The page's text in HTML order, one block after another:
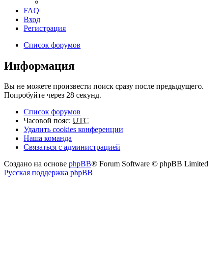
FAQ
Вход
Регистрация
Список форумов
Информация
Вы не можете произвести поиск сразу после предыдущего.
Попробуйте через 28 секунд.
Список форумов
Часовой пояс: UTC
Удалить cookies конференции
Наша команда
Связаться с администрацией
Создано на основе phpBB® Forum Software © phpBB Limited
Русская поддержка phpBB